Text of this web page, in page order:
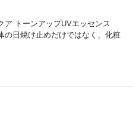
ア トーンアップUVエッセンス
の日焼け止めだけではなく、化粧